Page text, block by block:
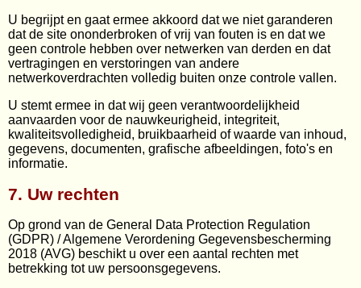
U begrijpt en gaat ermee akkoord dat we niet garanderen
dat de site ononderbroken of vrij van fouten is en dat we
geen controle hebben over netwerken van derden en dat
vertragingen en verstoringen van andere
netwerkoverdrachten volledig buiten onze controle vallen.
U stemt ermee in dat wij geen verantwoordelijkheid
aanvaarden voor de nauwkeurigheid, integriteit,
kwaliteitsvolledigheid, bruikbaarheid of waarde van inhoud,
gegevens, documenten, grafische afbeeldingen, foto's en
informatie.
7. Uw rechten
Op grond van de General Data Protection Regulation
(GDPR) / Algemene Verordening Gegevensbescherming
2018 (AVG) beschikt u over een aantal rechten met
betrekking tot uw persoonsgegevens.